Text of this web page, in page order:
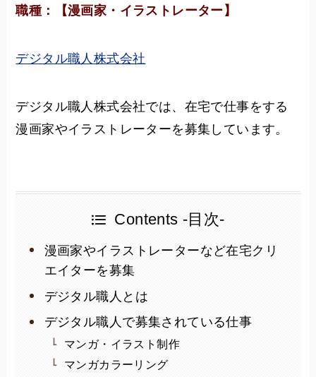
職種：【漫画家・イラストレーター】
デジタル職人株式会社
デジタル職人株式会社では、在宅で仕事をする
漫画家やイラストレーターを募集しています。
Contents -目次-
漫画家やイラストレーターなど在宅クリ
エイターを募集
デジタル職人とは
デジタル職人で募集されている仕事
マンガ・イラスト制作
マンガカラーリング